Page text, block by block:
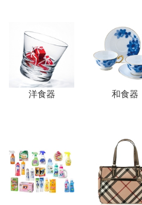
洋食器 和食器